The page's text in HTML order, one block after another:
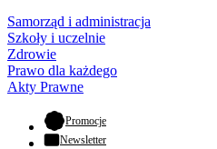
Samorząd i administracja
Szkoły i uczelnie
Zdrowie
Prawo dla każdego
Akty Prawne
Promocje- otwiera się w nowej
Newsletter